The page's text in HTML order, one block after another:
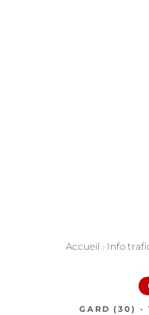
Accueil › Info
GARD (30) ·